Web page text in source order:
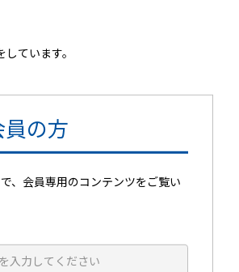
郵便番号が分からない方はこちら
ています。
員の方
、会員専用のコンテンツをご覧い